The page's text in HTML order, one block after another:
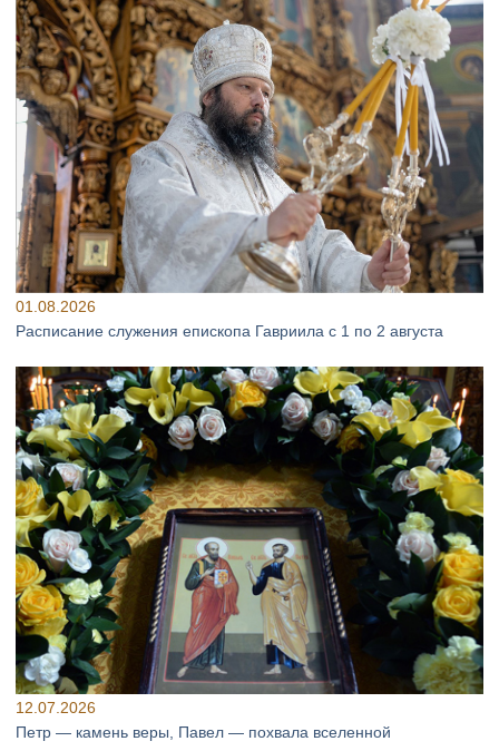
01.08.2026
Расписание служения епископа Гавриила с 1 по 2 августа
12.07.2026
Петр — камень веры, Павел — похвала вселенной